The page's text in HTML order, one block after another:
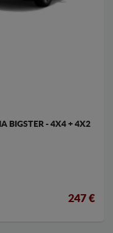
BIGSTER - 4X4 + 4X2
247 €